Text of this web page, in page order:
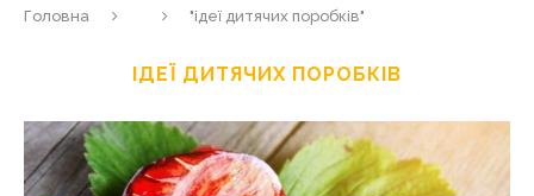
Головна "ідеї дитячих поробків"
ІДЕЇ ДИТЯЧИХ ПОРОБКІВ